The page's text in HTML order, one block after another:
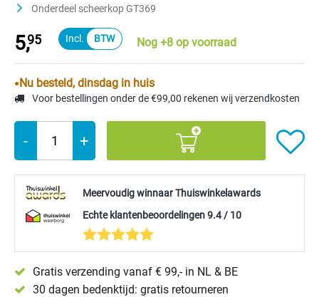
Onderdeel scheerkop GT369
5,95 Nog +8 op voorraad
Nu besteld, dinsdag in huis
Voor bestellingen onder de €99,00 rekenen wij verzendkosten
- +
Meervoudig winnaar Thuiswinkelawards
Echte klantenbeoordelingen 9.4 / 10
Gratis verzending vanaf € 99,- in NL & BE
30 dagen bedenktijd: gratis retourneren